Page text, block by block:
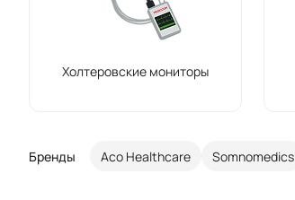
Холтеровские мониторы
Бренды Aco Healthcare Somnomedics